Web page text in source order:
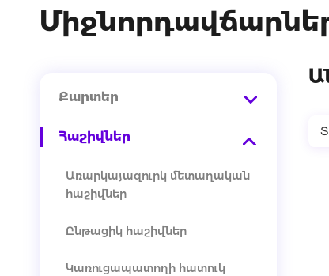
Քարտեր
Հաշիվներ
Առարկայազուրկ մետաղական
հաշիվներ
Ընթացիկ հաշիվներ
Կառուցապատողի հատուկ